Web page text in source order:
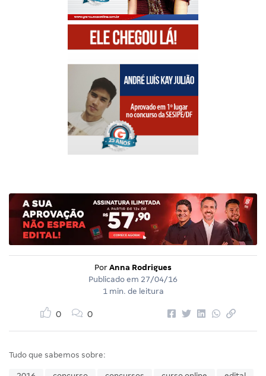
Por Anna Rodrigues
Publicado em 27/04/16
1 min. de leitura
0 0
Tudo que sabemos sobre: